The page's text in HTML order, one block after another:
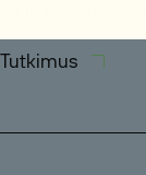
Tutkimus